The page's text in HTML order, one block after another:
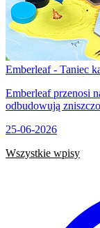
Emberleaf - Taniec
Emberleaf przenosi
odbudowują
25-06-2026
Wszystkie wpisy